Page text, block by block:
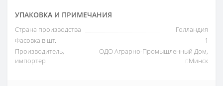
УПАКОВКА И ПРИМЕЧАНИЯ
Страна производства
Голландия
Фасовка в шт.
1
Производитель,
импортер
ОДО Аграрно-Промышленный Дом,
г.Минск